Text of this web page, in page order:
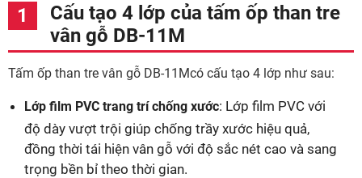
Cấu tạo 4 lớp của tấm ốp than tre
vân gỗ DB-11M
Tấm ốp than tre vân gỗ DB-11Mcó cấu tạo 4 lớp như sau:
Lớp film PVC trang trí chống xước: Lớp film PVC với
độ dày vượt trội giúp chống trầy xước hiệu quả,
đồng thời tái hiện vân gỗ với độ sắc nét cao và sang
trọng bền bỉ theo thời gian.